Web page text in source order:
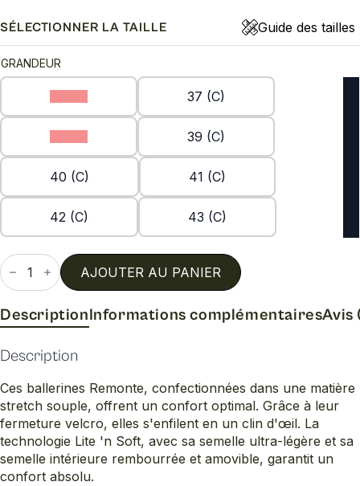
SÉLECTIONNER LA TAILLE Guide des tailles
GRANDEUR
37 (C)
39 (C)
40 (C) 41 (C)
42 (C) 43 (C)
quantité
de
D3g05
AJOUTER AU PANIER
DescriptionInformations complémentairesAvis
Description
Ces ballerines Remonte, confectionnées dans une matière
stretch souple, offrent un confort optimal. Grâce à leur
fermeture velcro, elles s'enfilent en un clin d'œil. La
technologie Lite 'n Soft, avec sa semelle ultra-légère et sa
semelle intérieure rembourrée et amovible, garantit un
confort absolu.